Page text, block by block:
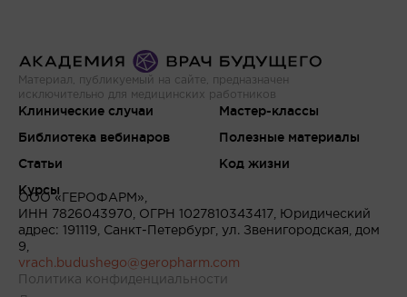
Материал, публикуемый на сайте, предназначен
исключительно для медицинских работников
Клинические случаи
Библиотека вебинаров
Статьи
Курсы
Мастер-классы
Полезные материалы
Код жизни
ООО «ГЕРОФАРМ»,
ИНН 7826043970, ОГРН 1027810343417, Юридический
адрес: 191119, Санкт-Петербург, ул. Звенигородская, дом
9,
vrach.budushego@geropharm.com
Политика конфиденциальности